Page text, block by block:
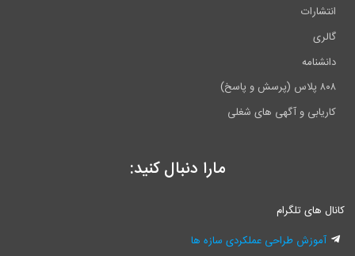
انتشارات
گالری
دانشنامه
۸۰۸ پلاس (پرسش و پاسخ)
کاریابی و آگهی های شغلی
مارا دنبال کنید:
کانال های تلگرام
آموزش طراحی عملکردی سازه ها